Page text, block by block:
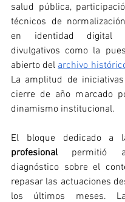
salud pública,
técnicos de
en identidad digital
divulgativos como la
abierto del archivo
La amplitud de
cierre de año marcado
dinamismo institucional.
El bloque dedicado a
profesional permitió
diagnóstico sobre el
repasar las actuaciones
los últimos meses.